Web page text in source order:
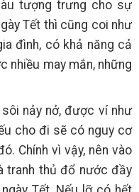
tượng trưng cho sự
Tết thì cũng coi như
đình, có khả năng cả
nhiều may mắn, những
nảy nở, được ví như
cho đi sẽ có nguy cơ
Chính vì vậy, nên vào
tranh thủ đổ nước đầy